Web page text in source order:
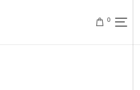
0